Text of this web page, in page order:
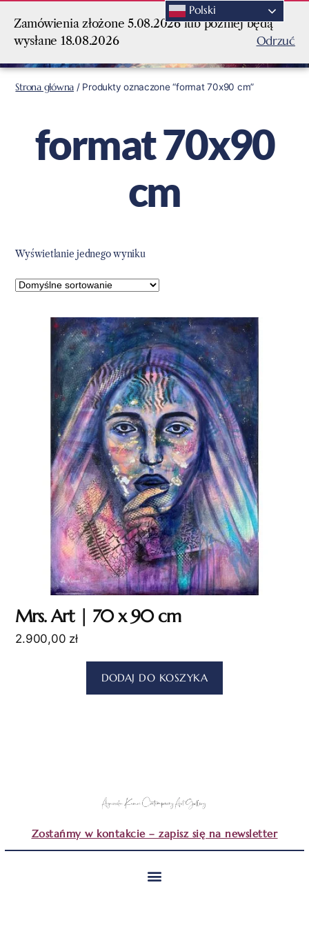
Zamówienia złożone 5.08.2026 lub później będą
wysłane 18.08.2026
Odrzuć
Strona główna / Produkty oznaczone “format 70x90 cm”
format 70x90
cm
Wyświetlanie jednego wyniku
Mrs. Art | 70 x 90 cm
2.900,00 zł
DODAJ DO KOSZYKA
Zostańmy w kontakcie – zapisz się na newsletter
Polski